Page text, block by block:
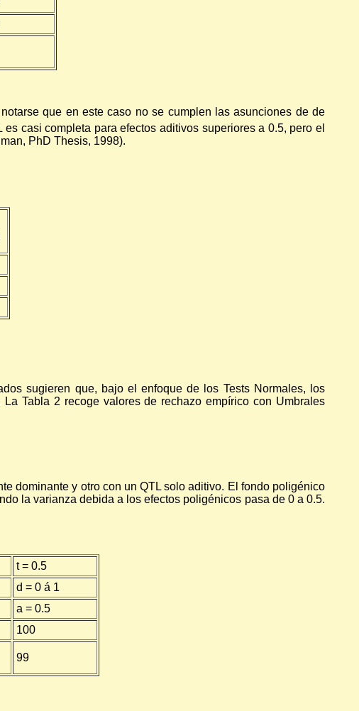
que en este caso no se cumplen las asunciones de de
casi completa para efectos aditivos superiores a 0.5, pero el
PhD Thesis, 1998).
sugieren que, bajo el enfoque de los Tests Normales, los
Tabla 2 recoge valores de rechazo empírico con Umbrales
dominante y otro con un QTL solo aditivo. El fondo poligénico
la varianza debida a los efectos poligénicos pasa de 0 a 0.5.
t = 0.5
d = 0 á 1
a = 0.5
100
99